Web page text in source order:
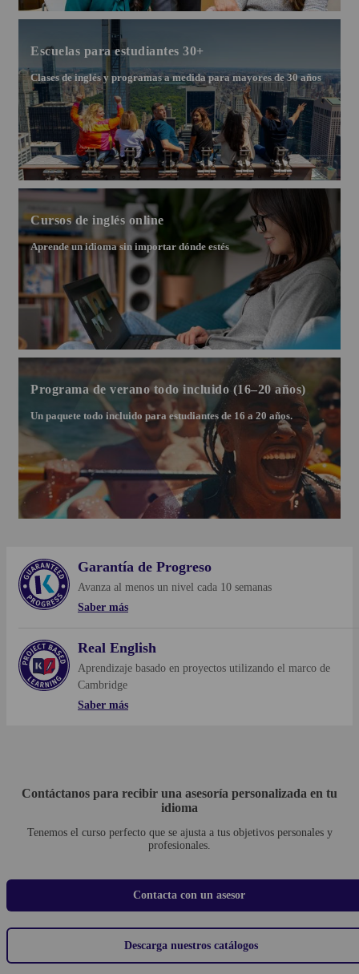
Escuelas para estudiantes 30+
Clases de inglés y programas a medida para mayores de 30 años
Cursos de inglés online
Aprende un idioma sin importar dónde estés
Programa de verano todo incluido (16–20 años)
Un paquete todo incluido para estudiantes de 16 a 20 años.
Garantía de Progreso
Avanza al menos un nivel cada 10 semanas
Saber más
Saber másReal English
Aprendizaje basado en proyectos utilizando el marco de
Cambridge
Saber más
Para muchos estudiantes es difícil poder dar el salto desde el nivel
Saber más
Contáctanos para recibir una asesoría personalizada en tu
idioma
Tenemos el curso perfecto que se ajusta a tus objetivos personales y
profesionales.
Contacta con un asesor
Descarga nuestros catálogos